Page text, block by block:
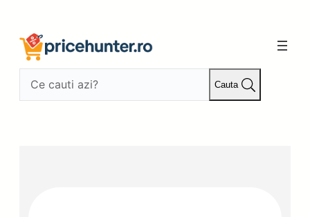
conținut
Cauta